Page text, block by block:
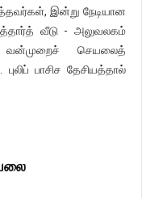
இன்று நேடியான
வீடு - அலுவலகம்
செயலைத்
பாசிச தேசியத்தால்